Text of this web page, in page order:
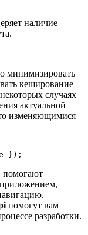
наличие
минимизировать
кеширование
случаях
актуальной
изменяющимися
помогают
приложением,
помогут вам
разработки.